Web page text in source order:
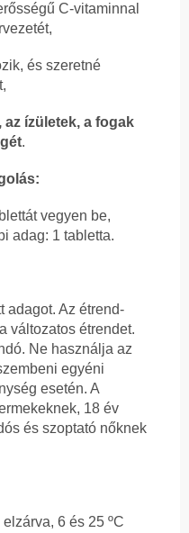
C-vitaminnal
és szeretné
az ízületek, a fogak
.
vegyen be,
adag: 1 tabletta.
adagot. Az étrend-
változatos étrendet.
Ne használja az
egyéni
esetén. A
18 év
és szoptató nőknek
6 és 25 ºC